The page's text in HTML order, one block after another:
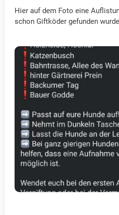
Hier auf dem Foto eine
schon Giftköder gefunden